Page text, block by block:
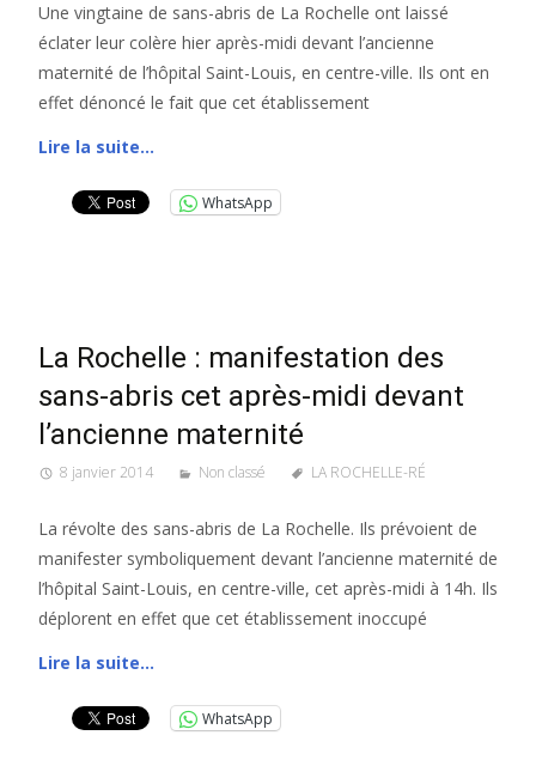
Une vingtaine de sans-abris de La Rochelle ont laissé
éclater leur colère hier après-midi devant l’ancienne
maternité de l’hôpital Saint-Louis, en centre-ville. Ils ont en
effet dénoncé le fait que cet établissement
Lire la suite…
WhatsApp
La Rochelle : manifestation des
sans-abris cet après-midi devant
l’ancienne maternité
8 janvier 2014 Non classé LA ROCHELLE-RÉ
La révolte des sans-abris de La Rochelle. Ils prévoient de
manifester symboliquement devant l’ancienne maternité de
l’hôpital Saint-Louis, en centre-ville, cet après-midi à 14h. Ils
déplorent en effet que cet établissement inoccupé
Lire la suite…
WhatsApp